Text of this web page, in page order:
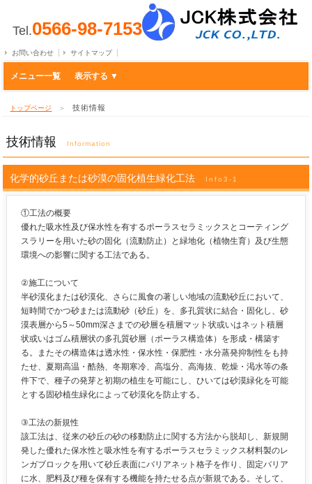
Tel.0566-98-7153
お問い合わせ サイトマップ
メニュー一覧
トップページ ＞技術情報
技術情報 Information
化学的砂丘または砂漠の固化植生緑化工法 Info3-1
①工法の概要
優れた吸水性及び保水性を有するポーラスセラミックスとコーティング
スラリーを用いた砂の固化（流動防止）と緑地化（植物生育）及び生態
環境への影響に関する工法である。
②施工について
半砂漠化または砂漠化、さらに風食の著しい地域の流動砂丘において、
短時間でかつ砂または流動砂（砂丘）を、多孔質状に結合・固化し、砂
漠表層から5～50mm深さまでの砂層を積層マット状或いはネット積層
状或いはゴム積層状の多孔質砂層（ポーラス構造体）を形成・構築す
る。またその構造体は透水性・保水性・保肥性・水分蒸発抑制性をも持
たせ、夏期高温・酷熱、冬期寒冷、高塩分、高海抜、乾燥・渇水等の条
件下で、種子の発芽と初期の植生を可能にし、ひいては砂漠緑化を可能
とする固砂植生緑化によって砂漠化を防止する。
③工法の新規性
該工法は、従来の砂丘の砂の移動防止に関する方法から脱却し、新規開
発した優れた保水性と吸水性を有するポーラスセラミックス材料製のレ
ンガブロックを用いて砂丘表面にバリアネット格子を作り、固定バリア
に水、肥料及び種を保有する機能を持たせる点が新規である。そして、